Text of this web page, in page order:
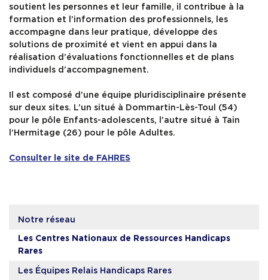
soutient les personnes et leur famille, il contribue à la
formation et l’information des professionnels, les
accompagne dans leur pratique, développe des
solutions de proximité et vient en appui dans la
réalisation d’évaluations fonctionnelles et de plans
individuels d’accompagnement.
Il est composé d’une équipe pluridisciplinaire présente
sur deux sites. L’un situé à Dommartin-Lès-Toul (54)
pour le pôle Enfants-adolescents, l’autre situé à Tain
l’Hermitage (26) pour le pôle Adultes.
Consulter le site de FAHRES
Notre réseau
Les Centres Nationaux de Ressources Handicaps
Rares
Les Équipes Relais Handicaps Rares